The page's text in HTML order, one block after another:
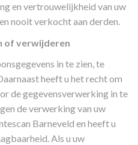
en vertrouwelijkheid van uw
nooit verkocht aan derden.
of verwijderen
in te zien, te
heeft u het recht om
de gegevensverwerking in te
de verwerking van uw
Barneveld en heeft u
Als u uw